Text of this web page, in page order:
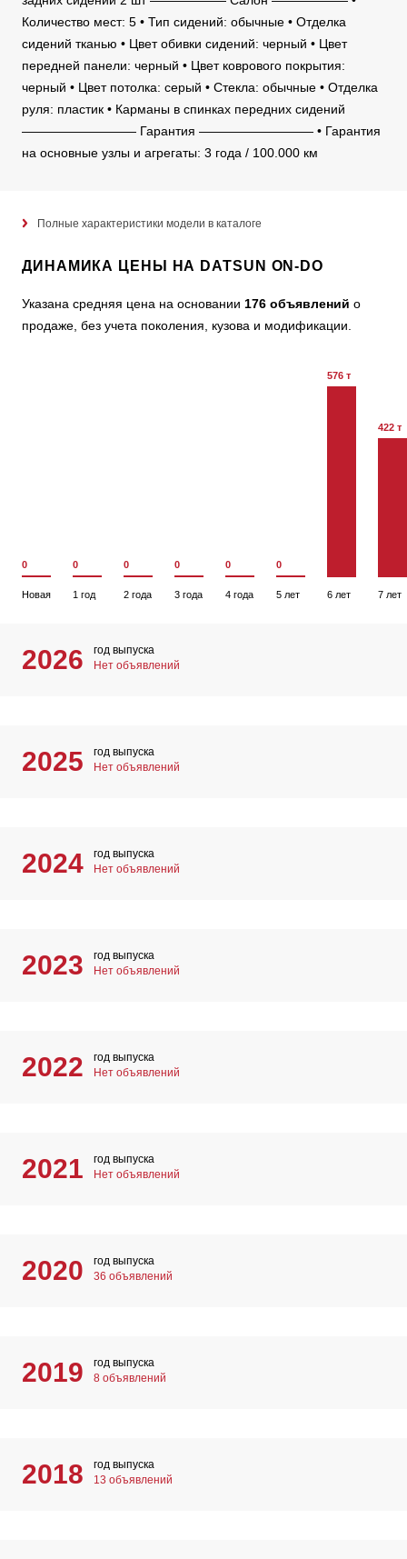
Количество мест: 5 • Тип сидений: обычные • Отделка
сидений тканью • Цвет обивки сидений: черный • Цвет
передней панели: черный • Цвет коврового покрытия:
черный • Цвет потолка: серый • Стекла: обычные • Отделка
руля: пластик • Карманы в спинках передних сидений
————————— Гарантия ————————— • Гарантия
на основные узлы и агрегаты: 3 года / 100.000 км
Полные характеристики модели в каталоге
ДИНАМИКА ЦЕНЫ НА DATSUN ON-DO
Указана средняя цена на основании 176 объявлений о
продаже, без учета поколения, кузова и модификации.
0
Новая
0
1 год
0
2 года
0
3 года
0
4 года
0
5 лет
576 т
6 лет
422 т
7 лет
2026
год выпуска
Нет объявлений
2025
год выпуска
Нет объявлений
2024
год выпуска
Нет объявлений
2023
год выпуска
Нет объявлений
2022
год выпуска
Нет объявлений
2021
год выпуска
Нет объявлений
2020
год выпуска
36 объявлений
2019
год выпуска
8 объявлений
2018
год выпуска
13 объявлений